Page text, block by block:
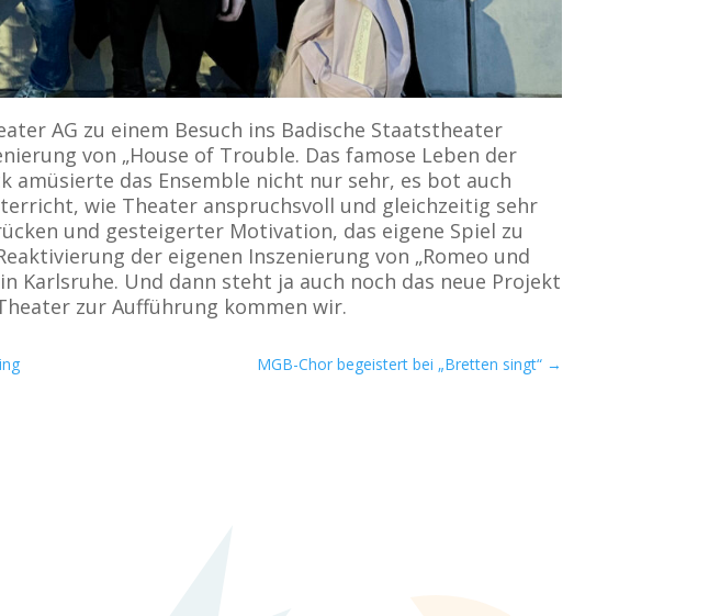
AG zu einem Besuch ins Badische Staatstheater
von „House of Trouble. Das famose Leben der
amüsierte das Ensemble nicht nur sehr, es bot auch
wie Theater anspruchsvoll und gleichzeitig sehr
und gesteigerter Motivation, das eigene Spiel zu
der eigenen Inszenierung von „Romeo und
Karlsruhe. Und dann steht ja auch noch das neue Projekt
zur Aufführung kommen wir.
MGB-Chor begeistert bei „Bretten singt“→